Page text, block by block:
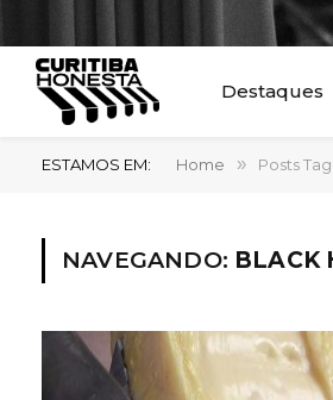
Destaques
ESTAMOS EM: Home » Posts
NAVEGANDO: BLACK